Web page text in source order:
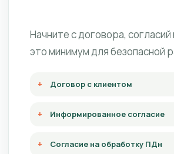
Начните с договора,
это минимум для безопасной
Договор с клиентом
Информированное согласие
Согласие на обработку ПДн